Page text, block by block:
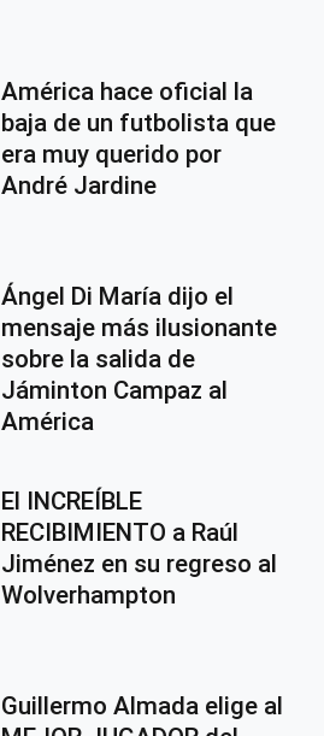
América hace oficial la
baja de un futbolista que
era muy querido por
André Jardine
Ángel Di María dijo el
mensaje más ilusionante
sobre la salida de
Jáminton Campaz al
América
El INCREÍBLE
RECIBIMIENTO a Raúl
Jiménez en su regreso al
Wolverhampton
Guillermo Almada elige al